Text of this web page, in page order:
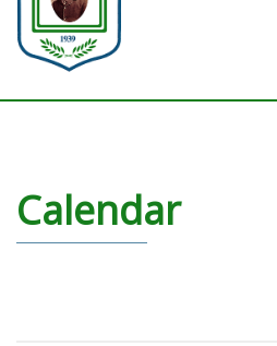
Calendar